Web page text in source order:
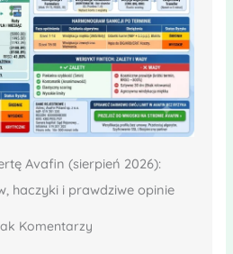
Avafin (sierpień 2026):
haczyki i prawdziwe opinie
Komentarzy